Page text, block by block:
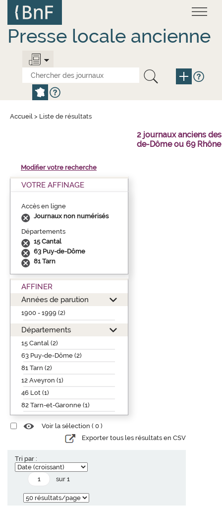
contenu
principal
Presse locale ancienne
Accueil > Liste de résultats
2 journaux anciens
de-Dôme ou 69
Modifier votre recherche
VOTRE AFFINAGE
Accès en ligne
Journaux non numérisés
Départements
15 Cantal
63 Puy-de-Dôme
81 Tarn
AFFINER
Années de parution
1900 - 1999 (2)
Départements
15 Cantal (2)
63 Puy-de-Dôme (2)
81 Tarn (2)
12 Aveyron (1)
46 Lot (1)
82 Tarn-et-Garonne (1)
Voir la sélection ( 0 )
Exporter tous les résultats en CSV
Tri par :
sur 1
Panneau de gestion des cookies